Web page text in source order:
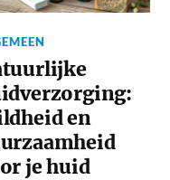
en
je huid